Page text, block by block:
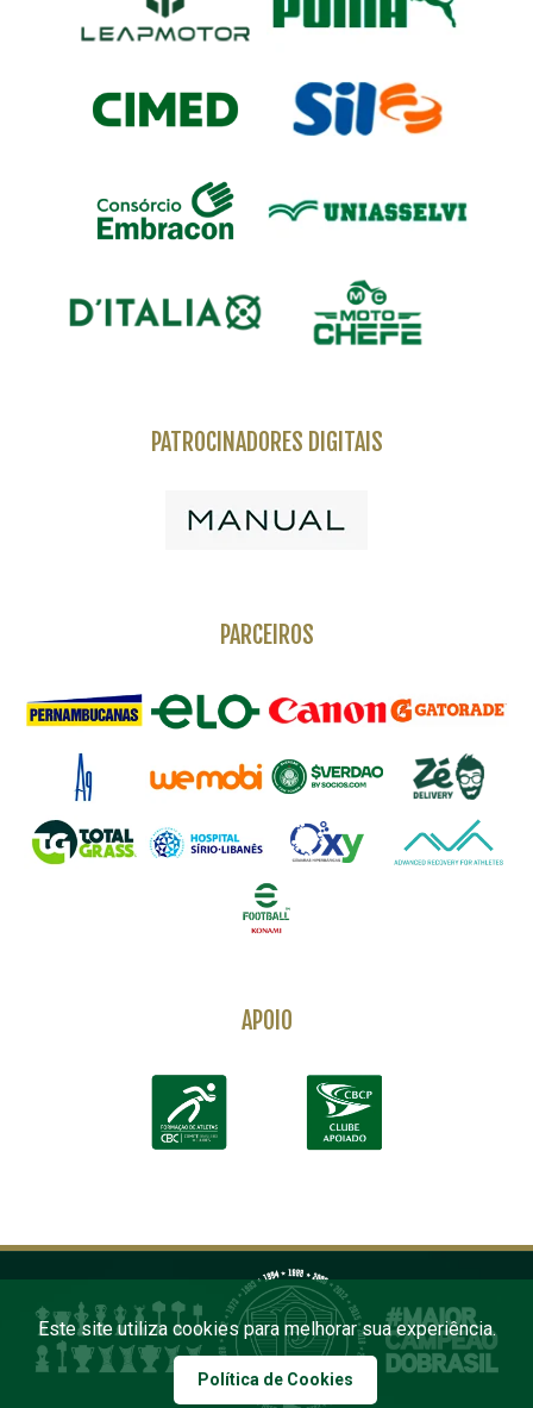
PATROCINADORES DIGITAIS
PARCEIROS
APOIO
Este site utiliza cookies para melhorar sua experiência.
Política de Cookies